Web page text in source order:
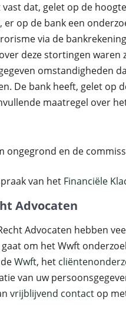
dat, gelet op de
er op de bank een
via de
deze stortingen
omstandigheden
De bank heeft, gelet op
maatregel over
ongegrond en de
van het Financiële
Advocaten
Advocaten hebben
om het Wwft
Wwft, het
van uw
vrijblijvend contact op